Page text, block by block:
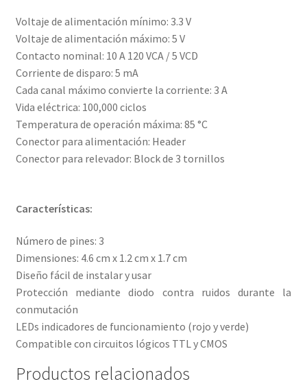
Voltaje de alimentación mínimo: 3.3 V
Voltaje de alimentación máximo: 5 V
Contacto nominal: 10 A 120 VCA / 5 VCD
Corriente de disparo: 5 mA
Cada canal máximo convierte la corriente: 3 A
Vida eléctrica: 100,000 ciclos
Temperatura de operación máxima: 85 °C
Conector para alimentación: Header
Conector para relevador: Block de 3 tornillos
Características:
Número de pines: 3
Dimensiones: 4.6 cm x 1.2 cm x 1.7 cm
Diseño fácil de instalar y usar
Protección mediante diodo contra ruidos durante la
conmutación
LEDs indicadores de funcionamiento (rojo y verde)
Compatible con circuitos lógicos TTL y CMOS
Productos relacionados